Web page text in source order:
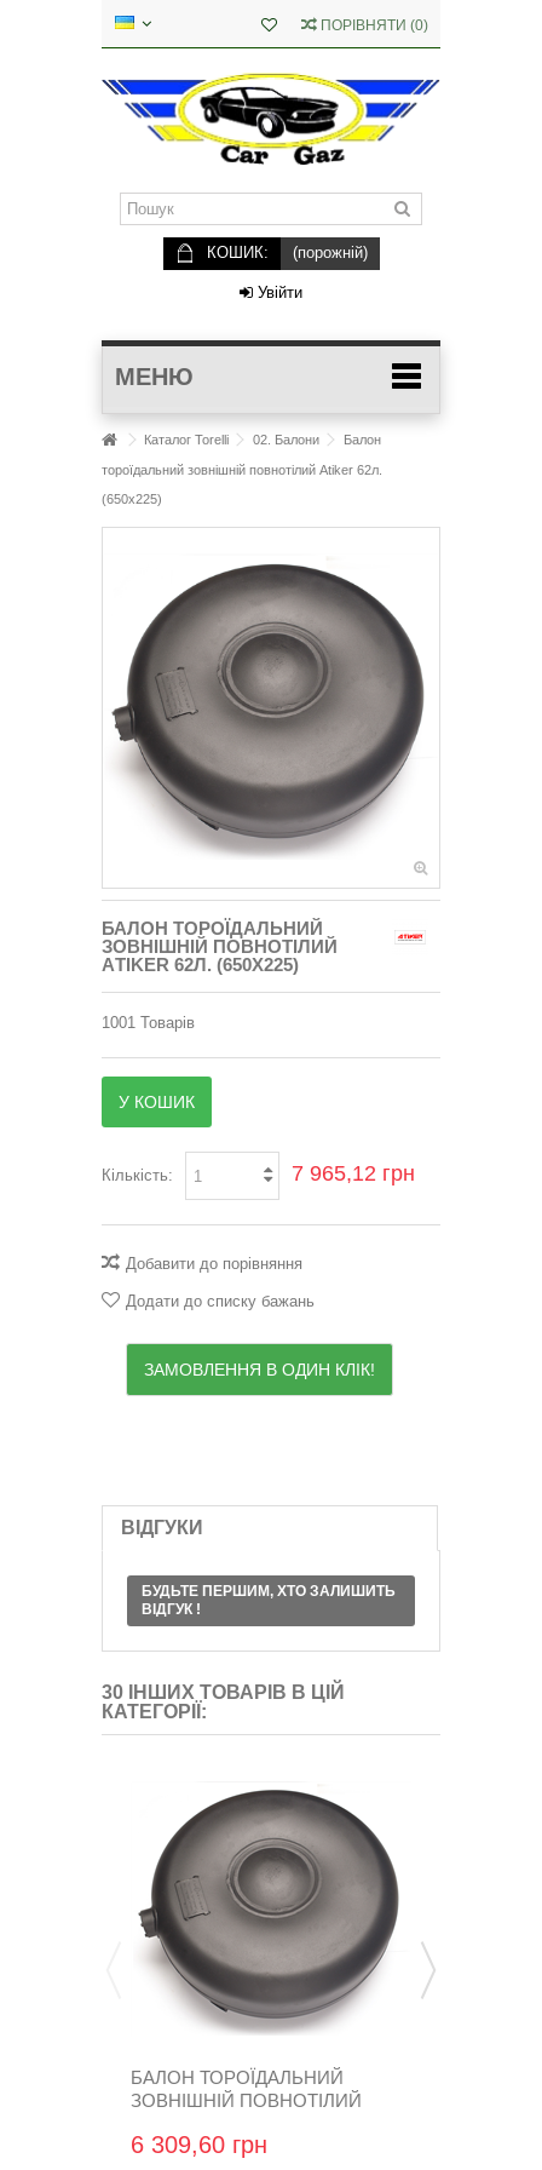
ПОРІВНЯТИ (0)
КОШИК: (порожній)
Увійти
МЕНЮ
Каталог Torelli 02. Балони Балон
тороїдальний зовнішній повнотілий Аtiker 62л.
(650х225)
БАЛОН ТОРОЇДАЛЬНИЙ
ЗОВНІШНІЙ ПОВНОТІЛИЙ
АTIKER 62Л. (650Х225)
1001 Товарів
У КОШИК
Кількість: 7 965,12 грн
Добавити до порівняння
Додати до списку бажань
ЗАМОВЛЕННЯ В ОДИН КЛІК!
ВІДГУКИ
БУДЬТЕ ПЕРШИМ, ХТО ЗАЛИШИТЬ
ВІДГУК !
30 ІНШИХ ТОВАРІВ В ЦІЙ
КАТЕГОРІЇ:
БАЛОН ТОРОЇДАЛЬНИЙ
ЗОВНІШНІЙ ПОВНОТІЛИЙ
6 309,60 грн